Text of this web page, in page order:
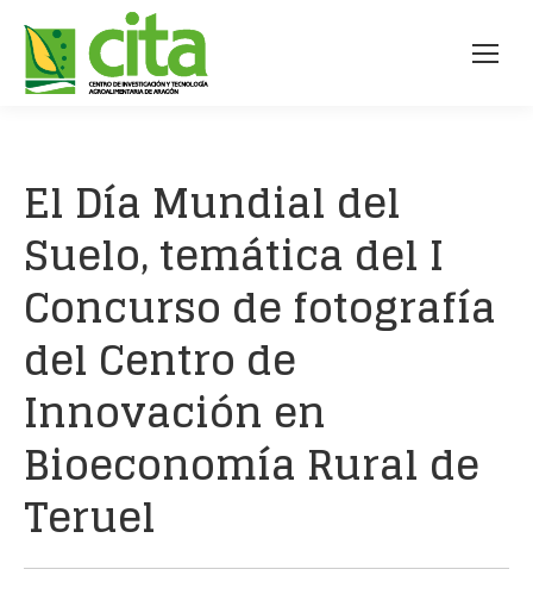
El Día Mundial del
Suelo, temática del I
Concurso de fotografía
del Centro de
Innovación en
Bioeconomía Rural de
Teruel